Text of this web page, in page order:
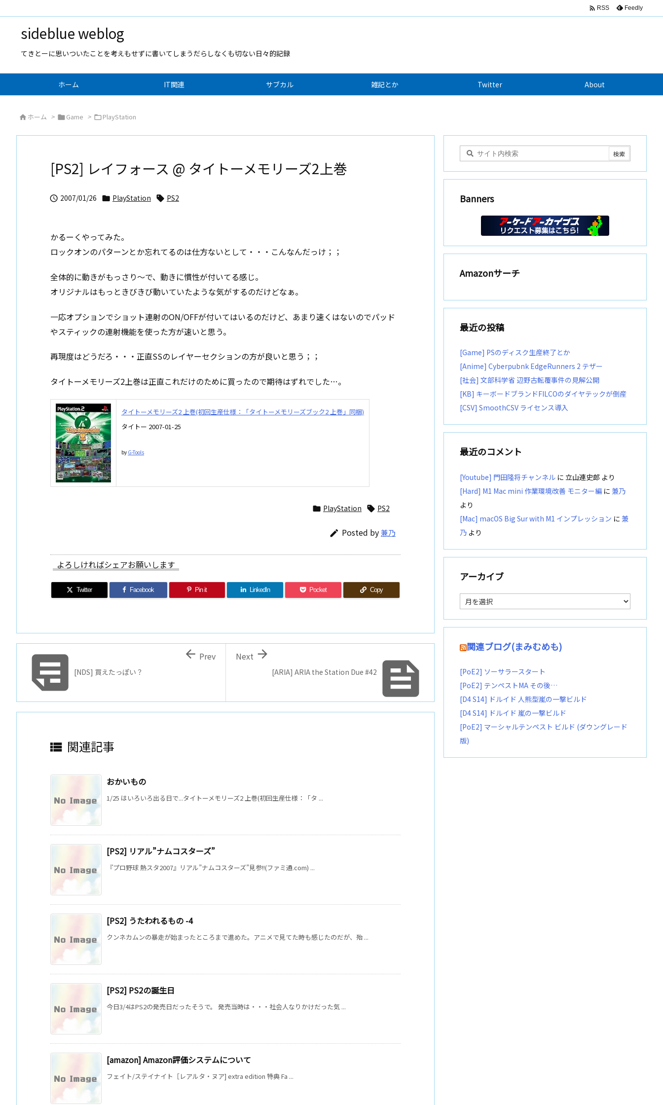
sideblue weblog
てきとーに思いついたことを考えもせずに書いてしまうだらしなくも切ない日々的記録
ホーム IT関連 サブカル 雑記とか Twitter About
 RSS Feedly
 ホーム > Game > PlayStation
[PS2] レイフォース @ タイトーメモリーズ2上巻
 2007/01/26  PlayStation  PS2
かるーくやってみた。
ロックオンのパターンとか忘れてるのは仕方ないとして・・・こんなんだっけ；；
全体的に動きがもっさり～で、動きに慣性が付いてる感じ。
オリジナルはもっときびきび動いていたような気がするのだけどなぁ。
一応オプションでショット連射のON/OFFが付いてはいるのだけど、あまり速くはないのでパッド
やスティックの連射機能を使った方が速いと思う。
再現度はどうだろ・・・正直SSのレイヤーセクションの方が良いと思う；；
タイトーメモリーズ2上巻は正直これだけのために買ったので期待はずれでした…。
タイトーメモリーズ2 上巻(初回生産仕様：「タイトーメモリーズブック2 上巻」同梱)
タイトー 2007-01-25
by G-Tools
 PlayStation  PS2
 Posted by兼乃
よろしければシェアお願いします
Twitter Facebook Pin it LinkedIn Pocket Copy

[ARIA] ARIA the Station Due #42

Next
[NDS] 買えたっぽい？
 Prev
 関連記事
おかいもの
1/25 はいろいろ出る日で...タイトーメモリーズ2 上巻(初回生産仕様：「タ ...
[PS2] リアル”ナムコスターズ”
『プロ野球 熱スタ2007』リアル”ナムコスターズ”見参!!(ファミ通.com) ...
[PS2] うたわれるもの -4
クンネカムンの暴走が始まったところまで進めた。アニメで見てた時も感じたのだが、殆 ...
[PS2] PS2の誕生日
今日3/4はPS2の発売日だったそうで。 発売当時は・・・社会人なりかけだった気 ...
[amazon] Amazon評価システムについて
フェイト/ステイナイト［レアルタ・ヌア] extra edition 特典 Fa ...
Banners
Amazonサーチ
最近の投稿
[Game] PSのディスク生産終了とか
[Anime] Cyberpubnk EdgeRunners 2 テザー
[社会] 文部科学省 辺野古転覆事件の見解公開
[KB] キーボードブランドFILCOのダイヤテックが倒産
[CSV] SmoothCSV ライセンス導入
最近のコメント
[Youtube] 門田隆将チャンネル に 立山連史郎 より
[Hard] M1 Mac mini 作業環境改善 モニター編 に 兼乃
より
[Mac] macOS Big Sur with M1 インプレッション に 兼
乃 より
アーカイブ
ア
ー
カ
イ
関連ブログ(まみむめも)
[PoE2] ソーサラースタート
[PoE2] テンペストMA その後…
[D4 S14] ドルイド 人熊型嵐の一撃ビルド
[D4 S14] ドルイド 嵐の一撃ビルド
[PoE2] マーシャルテンペスト ビルド (ダウングレード
版)